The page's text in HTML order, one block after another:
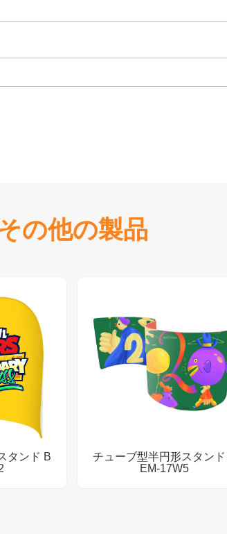
の他の製品
タンド B
チューブ型半円形スタンド
EM-17W5